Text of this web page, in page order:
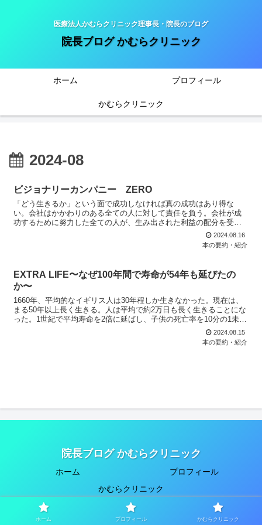
医療法人かむらクリニック理事長・院長のブログ
院長ブログ かむらクリニック
ホーム プロフィール
かむらクリニック
2024-08
ビジョナリーカンパニー ZERO
「どう生きるか」という面で成功しなければ真の成功はあり得な
い。会社はかかわりのある全ての人に対して責任を負う。会社が成
功するために努力した全ての人が、生み出された利益の配分を受け
る権利がある。成功の真の評価基準は、どれだけ有意義な人間関係
2024.08.16
本の要約・紹介
EXTRA LIFE〜なぜ100年間で寿命が54年も延びたの
か〜
1660年、平均的なイギリス人は30年程しか生きなかった。現在は、
まる50年以上長く生きる。人は平均で約2万日も長く生きることにな
った。1世紀で平均寿命を2倍に延ばし、子供の死亡率を10分の1未満
2024.08.15
本の要約・紹介
院長ブログ かむらクリニック
ホーム
プロフィール
かむらクリニック
© 2023 院長ブログ かむらクリニック.
ホーム プロフィール かむらクリニック